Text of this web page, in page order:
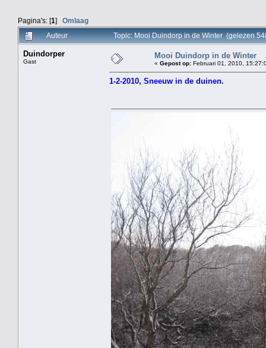
Pagina's: [1] Omlaag
Auteur
Topic: Mooi Duindorp in de Winter (gelezen
Duindorper
Gast
Mooi Duindorp in de Winter
« Gepost op: Februari 01, 2010,
1-2-2010, Sneeuw in de duinen.